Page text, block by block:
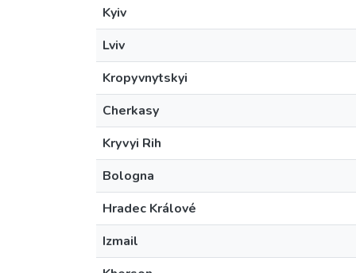
Kyiv
Lviv
Kropyvnytskyi
Cherkasy
Kryvyi Rih
Bologna
Hradec Králové
Izmail